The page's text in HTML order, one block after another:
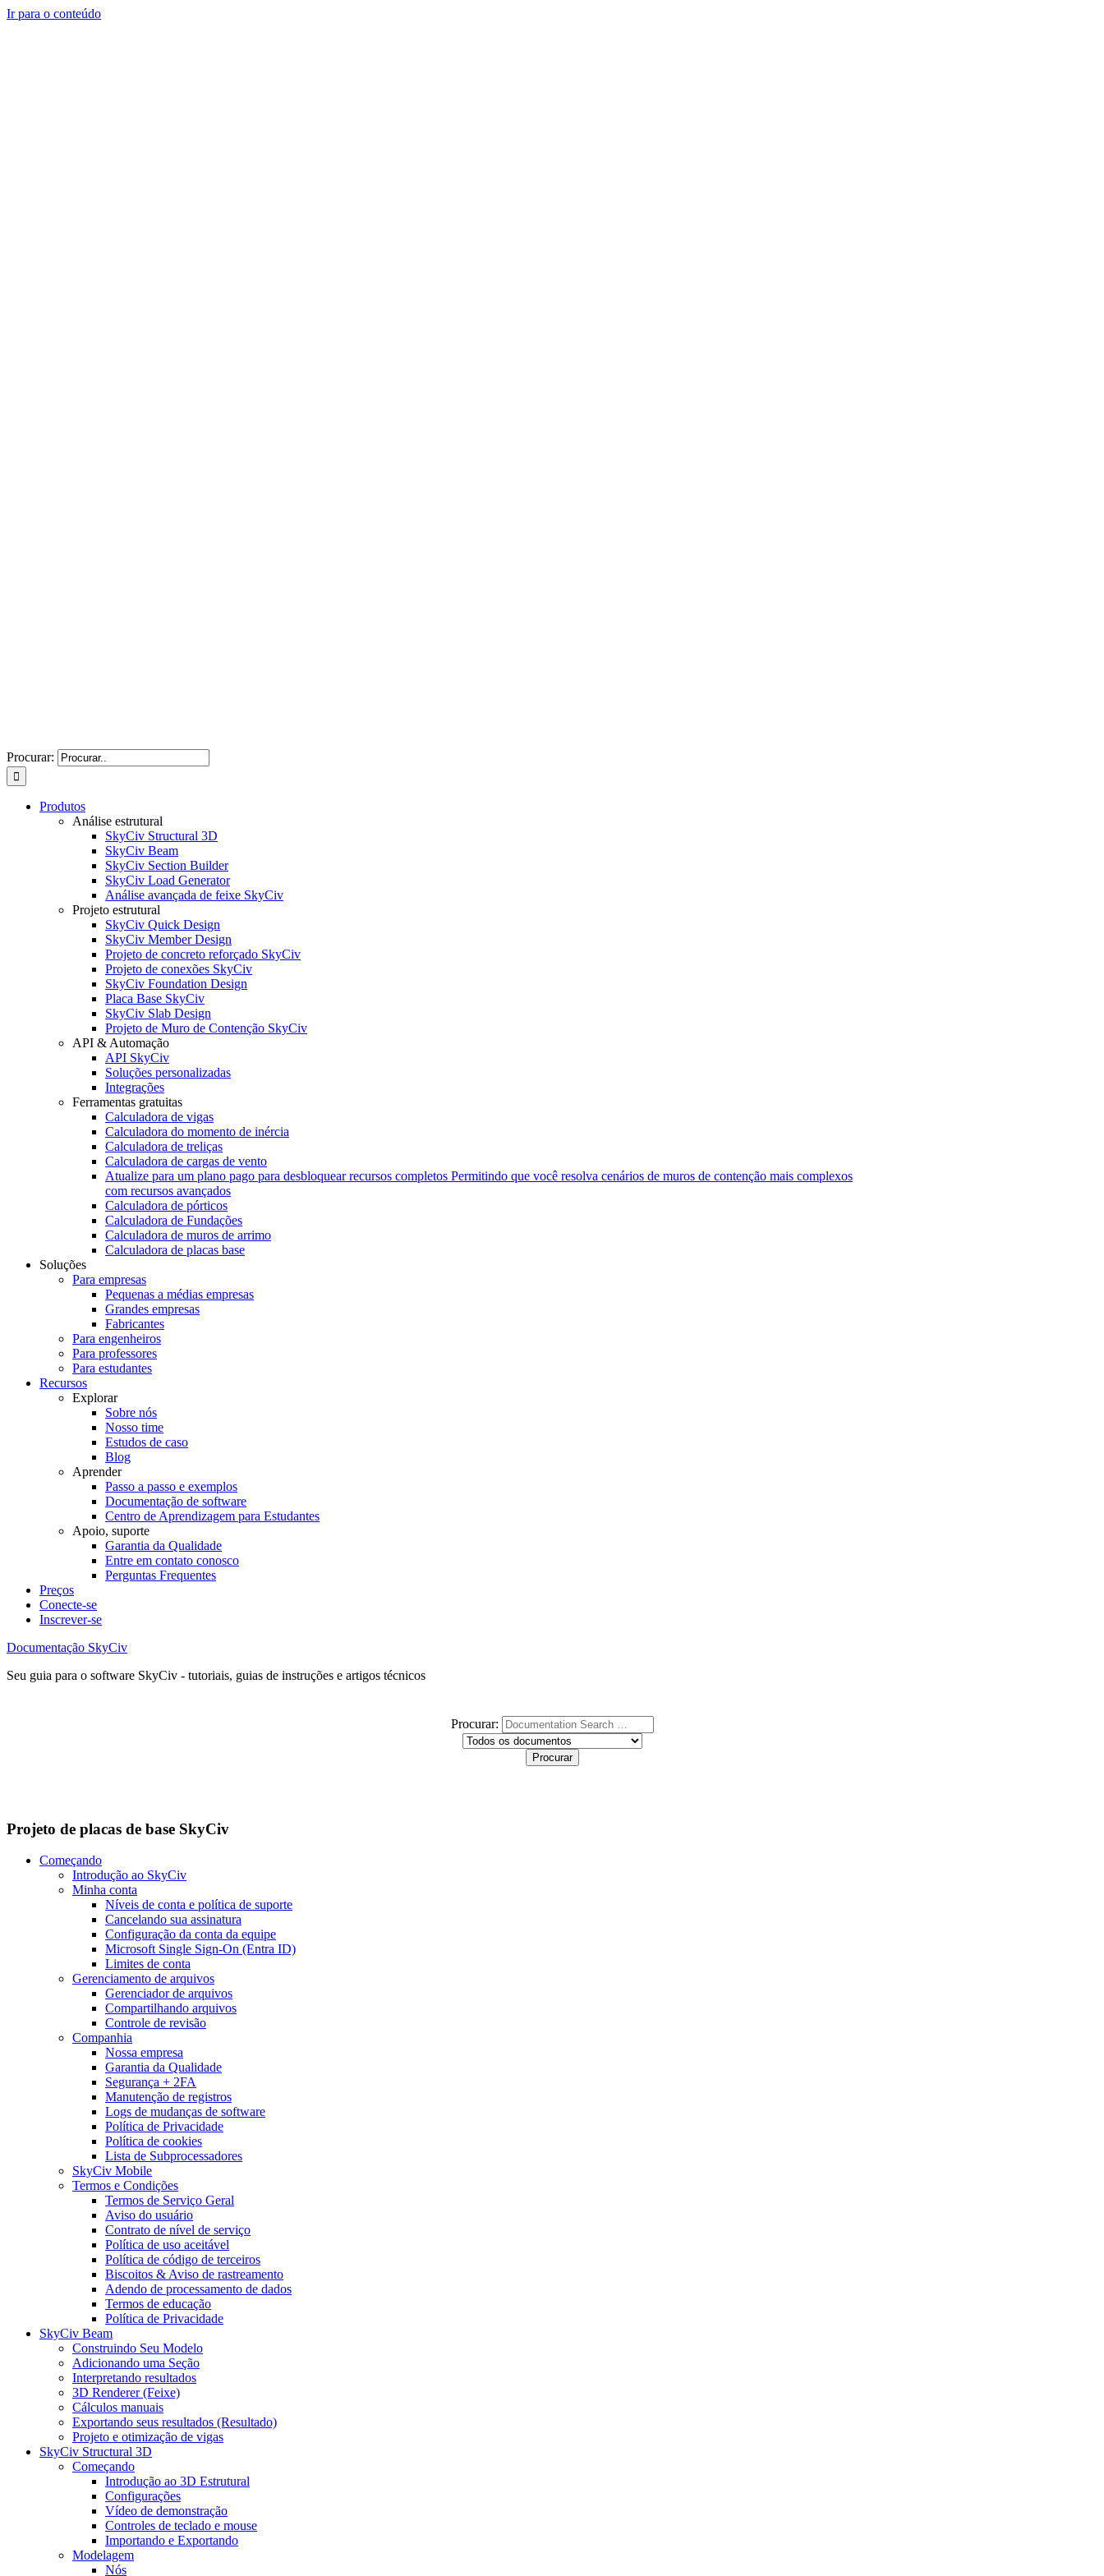
Ir para o conteúdo
Procurar:
Produtos
Análise estrutural
SkyCiv Structural 3D
SkyCiv Beam
SkyCiv Section Builder
SkyCiv Load Generator
Análise avançada de feixe SkyCiv
Projeto estrutural
SkyCiv Quick Design
SkyCiv Member Design
Projeto de concreto reforçado SkyCiv
Projeto de conexões SkyCiv
SkyCiv Foundation Design
Placa Base SkyCiv
SkyCiv Slab Design
Projeto de Muro de Contenção SkyCiv
API & Automação
API SkyCiv
Soluções personalizadas
Integrações
Ferramentas gratuitas
Calculadora de vigas
Calculadora do momento de inércia
Calculadora de treliças
Calculadora de cargas de vento
Atualize para um plano pago para desbloquear recursos completos Permitindo que você resolva cenários de muros de contenção mais complexos
com recursos avançados
Calculadora de pórticos
Calculadora de Fundações
Calculadora de muros de arrimo
Calculadora de placas base
Soluções
Para empresas
Pequenas a médias empresas
Grandes empresas
Fabricantes
Para engenheiros
Para professores
Para estudantes
Recursos
Explorar
Sobre nós
Nosso time
Estudos de caso
Blog
Aprender
Passo a passo e exemplos
Documentação de software
Centro de Aprendizagem para Estudantes
Apoio, suporte
Garantia da Qualidade
Entre em contato conosco
Perguntas Frequentes
Preços
Conecte-se
Inscrever-se
Documentação SkyCiv
Seu guia para o software SkyCiv - tutoriais, guias de instruções e artigos técnicos
Procurar:
Projeto de placas de base SkyCiv
Começando
Introdução ao SkyCiv
Minha conta
Níveis de conta e política de suporte
Cancelando sua assinatura
Configuração da conta da equipe
Microsoft Single Sign-On (Entra ID)
Limites de conta
Gerenciamento de arquivos
Gerenciador de arquivos
Compartilhando arquivos
Controle de revisão
Companhia
Nossa empresa
Garantia da Qualidade
Segurança + 2FA
Manutenção de registros
Logs de mudanças de software
Política de Privacidade
Política de cookies
Lista de Subprocessadores
SkyCiv Mobile
Termos e Condições
Termos de Serviço Geral
Aviso do usuário
Contrato de nível de serviço
Política de uso aceitável
Política de código de terceiros
Biscoitos & Aviso de rastreamento
Adendo de processamento de dados
Termos de educação
Política de Privacidade
SkyCiv Beam
Construindo Seu Modelo
Adicionando uma Seção
Interpretando resultados
3D Renderer (Feixe)
Cálculos manuais
Exportando seus resultados (Resultado)
Projeto e otimização de vigas
SkyCiv Structural 3D
Começando
Introdução ao 3D Estrutural
Configurações
Vídeo de demonstração
Controles de teclado e mouse
Importando e Exportando
Modelagem
Nós